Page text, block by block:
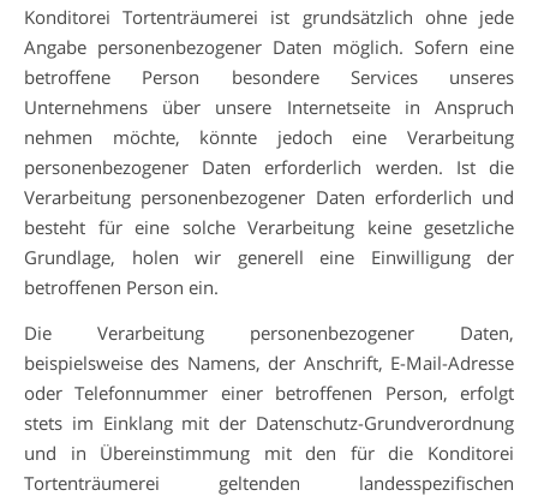
Konditorei Tortenträumerei ist grundsätzlich ohne jede
Angabe personenbezogener Daten möglich. Sofern eine
betroffene Person besondere Services unseres
Unternehmens über unsere Internetseite in Anspruch
nehmen möchte, könnte jedoch eine Verarbeitung
personenbezogener Daten erforderlich werden. Ist die
Verarbeitung personenbezogener Daten erforderlich und
besteht für eine solche Verarbeitung keine gesetzliche
Grundlage, holen wir generell eine Einwilligung der
betroffenen Person ein.
Die Verarbeitung personenbezogener Daten,
beispielsweise des Namens, der Anschrift, E-Mail-Adresse
oder Telefonnummer einer betroffenen Person, erfolgt
stets im Einklang mit der Datenschutz-Grundverordnung
und in Übereinstimmung mit den für die Konditorei
Tortenträumerei geltenden landesspezifischen